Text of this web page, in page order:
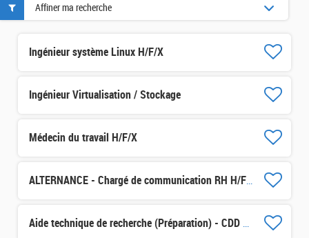
Ingénieur système Linux H/F/X
Ingénieur Virtualisation / Stockage
Médecin du travail H/F/X
ALTERNANCE - Chargé de communication RH H/F/X
Aide technique de recherche (Préparation) - CDD 3 mois H/F/X
Affiner ma recherche